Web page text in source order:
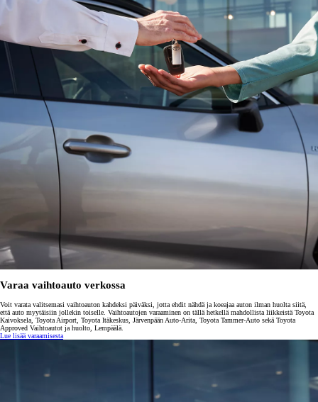
Varaa vaihtoauto verkossa
Voit varata valitsemasi vaihtoauton kahdeksi päiväksi, jotta ehdit nähdä ja koeajaa auton ilman huolta siitä,
että auto myytäisiin jollekin toiselle. Vaihtoautojen varaaminen on tällä hetkellä mahdollista liikkeistä Toyota
Kaivoksela, Toyota Airport, Toyota Itäkeskus, Järvenpään Auto-Arita, Toyota Tammer-Auto sekä Toyota
Approved Vaihtoautot ja huolto, Lempäälä.
Lue lisää varaamisesta